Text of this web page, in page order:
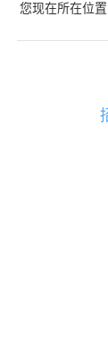
您现在所在位置